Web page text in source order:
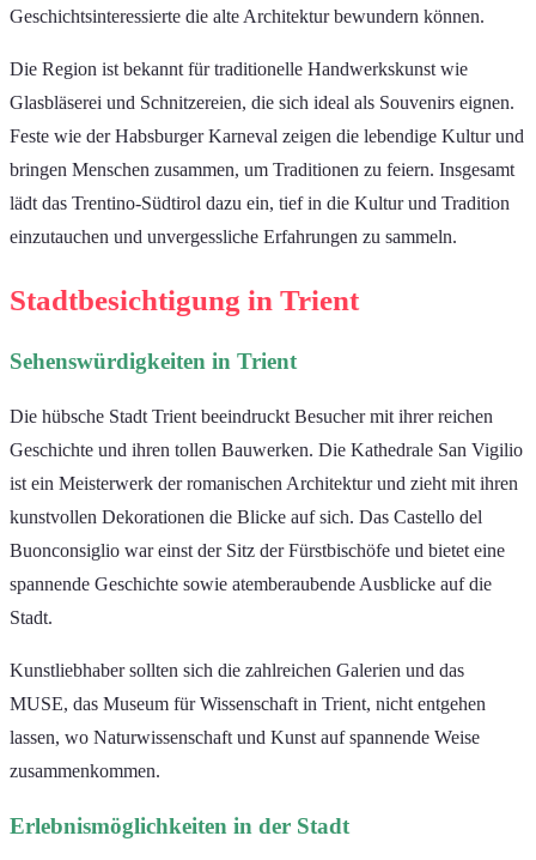
Geschichtsinteressierte die alte Architektur bewundern können.
Die Region ist bekannt für traditionelle Handwerkskunst wie
Glasbläserei und Schnitzereien, die sich ideal als Souvenirs eignen.
Feste wie der Habsburger Karneval zeigen die lebendige Kultur und
bringen Menschen zusammen, um Traditionen zu feiern. Insgesamt
lädt das Trentino-Südtirol dazu ein, tief in die Kultur und Tradition
einzutauchen und unvergessliche Erfahrungen zu sammeln.
Stadtbesichtigung in Trient
Sehenswürdigkeiten in Trient
Die hübsche Stadt Trient beeindruckt Besucher mit ihrer reichen
Geschichte und ihren tollen Bauwerken. Die Kathedrale San Vigilio
ist ein Meisterwerk der romanischen Architektur und zieht mit ihren
kunstvollen Dekorationen die Blicke auf sich. Das Castello del
Buonconsiglio war einst der Sitz der Fürstbischöfe und bietet eine
spannende Geschichte sowie atemberaubende Ausblicke auf die
Stadt.
Kunstliebhaber sollten sich die zahlreichen Galerien und das
MUSE, das Museum für Wissenschaft in Trient, nicht entgehen
lassen, wo Naturwissenschaft und Kunst auf spannende Weise
zusammenkommen.
Erlebnismöglichkeiten in der Stadt